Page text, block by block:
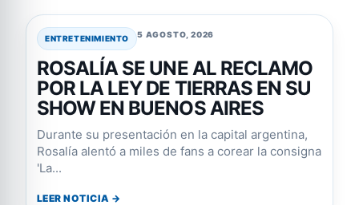
ENTRETENIMIENTO 5 AGOSTO, 2026
ROSALÍA SE UNE AL RECLAMO
POR LA LEY DE TIERRAS EN SU
SHOW EN BUENOS AIRES
Durante su presentación en la capital argentina,
Rosalía alentó a miles de fans a corear la consigna
'La...
LEER NOTICIA →